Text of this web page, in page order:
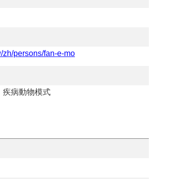
zh/persons/fan-e-mo
疾病動物模式